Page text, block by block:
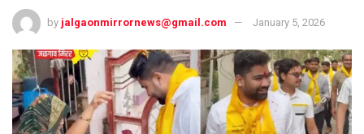
by jalgaonmirrornews@gmail.com January 5, 2026